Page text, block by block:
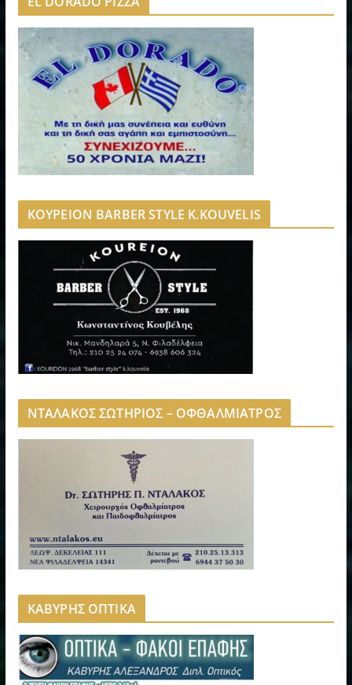
ΚΟΥΡΕΙΟΝ BARBER STYLE K.KOUVELIS
ΝΤΑΛΑΚΟΣ ΣΩΤΗΡΙΟΣ – ΟΦΘΑΛΜΙΑΤΡΟΣ
ΚΑΒΥΡΗΣ ΟΠΤΙΚΑ